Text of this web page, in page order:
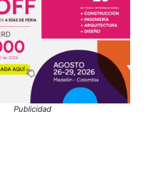
Publicidad